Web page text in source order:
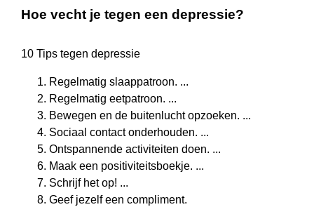
Hoe vecht je tegen een depressie?
10 Tips tegen depressie
Regelmatig slaappatroon. ...
Regelmatig eetpatroon. ...
Bewegen en de buitenlucht opzoeken. ...
Sociaal contact onderhouden. ...
Ontspannende activiteiten doen. ...
Maak een positiviteitsboekje. ...
Schrijf het op! ...
Geef jezelf een compliment.